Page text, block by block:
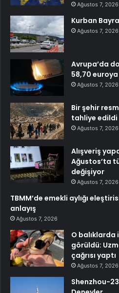
Ağustos 7, 2026
Kurban
Ağustos 7, 2026
Avrupa’da
58,70
Ağustos 7, 2026
Bir şehir
tahliye edildi
Ağustos 7, 2026
Alışveriş
Ağustos’ta
değişiyor
Ağustos 7, 2026
TBMM’de emekli aylığı
anlayış
Ağustos 7, 2026
O balıklarda
görüldü:
çağrısı yaptı
Ağustos 7, 2026
Shenzhou-